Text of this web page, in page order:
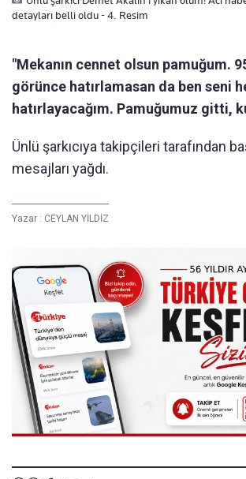
detayları belli oldu - 4. Resim
"Mekanın cennet olsun pamuğum.
görünce hatırlamasan da ben seni
hatırlayacağım. Pamuğumuz gitti,
Ünlü şarkıcıya takipçileri tarafından
mesajları yağdı.
Yazar : CEYLAN YİLDİZ